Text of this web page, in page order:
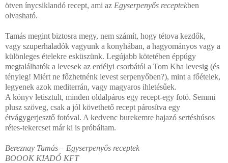
ötven ínycsiklandó recept, ami az Egyserpenyős receptekben
olvasható.
Tamás megint biztosra megy, nem számít, hogy tétova kezdők,
vagy szuperhaladók vagyunk a konyhában, a hagyományos vagy a
különleges ételekre esküszünk. Legújabb kötetében éppúgy
megtalálhatók a levesek az erdélyi csorbától a Tom Kha levesig (és
tényleg! Miért ne főzhetnénk levest serpenyőben?), mint a főételek,
legyenek azok mediterrán, vagy magyaros ihletésűek.
A könyv letisztult, minden oldalpáros egy recept-egy fotó. Semmi
plusz szöveg, csak a jól követhető recept párosítva egy
étvágygerjesztő fotóval. A kedvenc burekemre hajazó sertéshúsos
rétes-tekercset már ki is próbáltam.
Bereznay Tamás – Egyserpenyős receptek
BOOOK KIADÓ KFT